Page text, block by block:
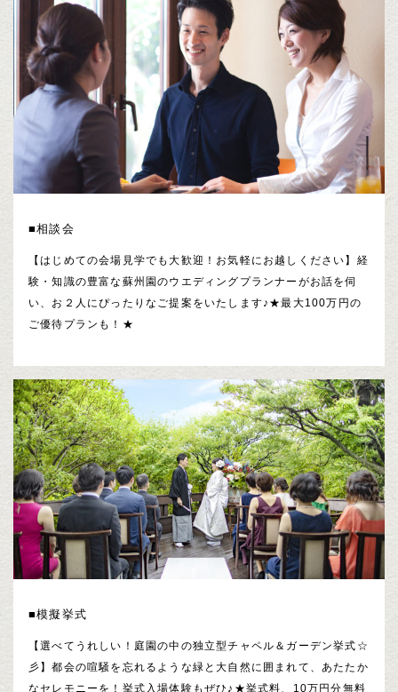
■相談会
【はじめての会場見学でも大歓迎！お気軽にお越しください】経
験・知識の豊富な蘇州園のウエディングプランナーがお話を伺
い、お２人にぴったりなご提案をいたします♪★最大100万円の
ご優待プランも！★
■模擬挙式
【選べてうれしい！庭園の中の独立型チャペル＆ガーデン挙式☆
彡】都会の喧騒を忘れるような緑と大自然に囲まれて、あたたか
なセレモニーを！挙式入場体験もぜひ♪★挙式料、10万円分無料